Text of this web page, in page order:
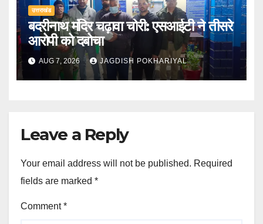
उत्तराखंड
बदरीनाथ मंदिर चढ़ावा चोरी: एसआईटी ने तीसरे
आरोपी को दबोचा
AUG 7, 2026 JAGDISH POKHARIYAL
Leave a Reply
Your email address will not be published. Required
fields are marked *
Comment*